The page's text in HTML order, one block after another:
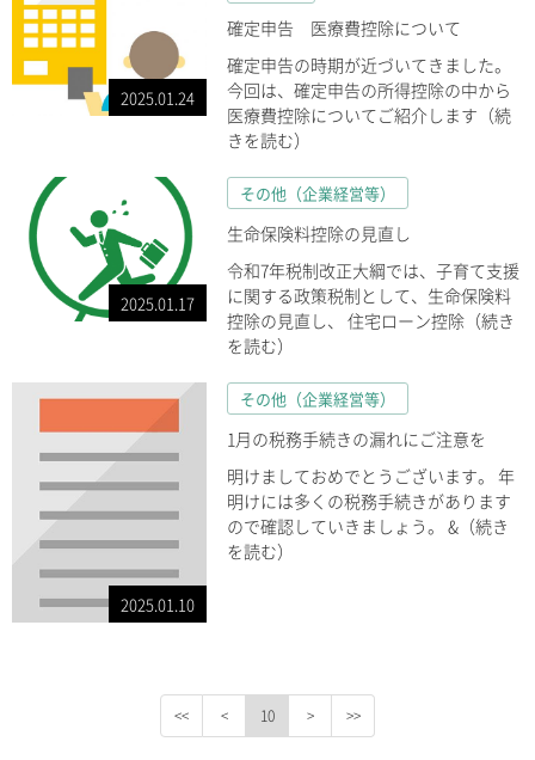
2025.01.24
確定申告 医療費控除について
確定申告の時期が近づいてきました。
今回は、確定申告の所得控除の中から
医療費控除についてご紹介します（続
きを読む）
2025.01.17
その他（企業経営等）
生命保険料控除の見直し
令和7年税制改正大綱では、子育て支援
に関する政策税制として、生命保険料
控除の見直し、 住宅ローン控除（続き
を読む）
2025.01.10
その他（企業経営等）
1月の税務手続きの漏れにご注意を
明けましておめでとうございます。 年
明けには多くの税務手続きがあります
ので確認していきましょう。 &（続き
を読む）
10